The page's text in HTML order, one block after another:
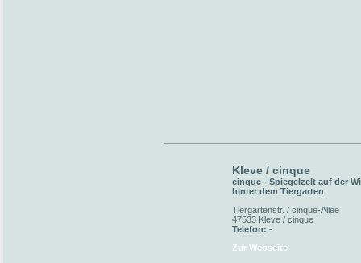
Kleve / cinque
cinque - Spiegelzelt auf der
hinter dem Tiergarten
Tiergartenstr. / cinque-Allee
47533 Kleve / cinque
Telefon: -
Zur Webseite